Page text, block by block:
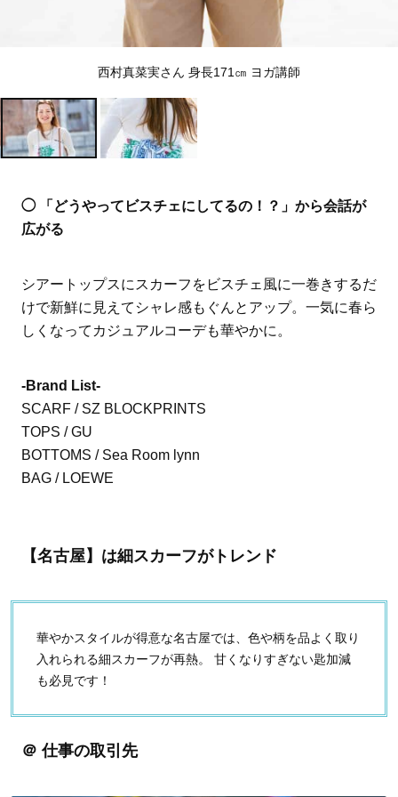
西村真菜実さん 身長171㎝ ヨガ講師
◯ 「どうやってビスチェにしてるの！？」から会話が
広がる
シアートップスにスカーフをビスチェ風に一巻きするだ
けで新鮮に見えてシャレ感もぐんとアップ。一気に春ら
しくなってカジュアルコーデも華やかに。
-Brand List-
SCARF / SZ BLOCKPRINTS
TOPS / GU
BOTTOMS / Sea Room lynn
BAG / LOEWE
【名古屋】は細スカーフがトレンド
華やかスタイルが得意な名古屋では、色や柄を品よく取り
入れられる細スカーフが再熱。 甘くなりすぎない匙加減
も必見です！
＠ 仕事の取引先